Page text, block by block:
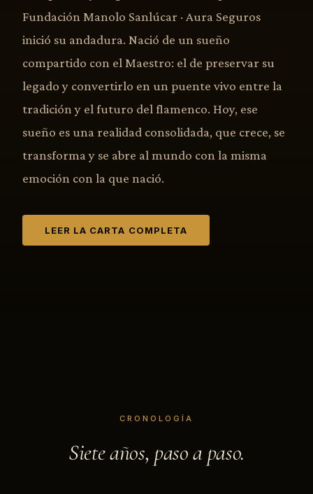
Fundación Manolo Sanlúcar · Aura Seguros
inició su andadura. Nació de un sueño
compartido con el Maestro: el de preservar su
legado y convertirlo en un puente vivo entre la
tradición y el futuro del flamenco. Hoy, ese
sueño es una realidad consolidada, que crece, se
transforma y se abre al mundo con la misma
emoción con la que nació.
LEER LA CARTA COMPLETA
CRONOLOGÍA
Siete años, paso a paso.